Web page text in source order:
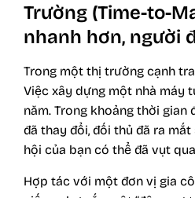
Trường (Time-to-
nhanh hơn, người
Trong một thị trường cạnh
Việc xây dựng một nhà máy
năm. Trong khoảng thời gian
đã thay đổi, đối thủ đã ra
hội của bạn có thể đã vụt
Hợp tác với một đơn vị gia